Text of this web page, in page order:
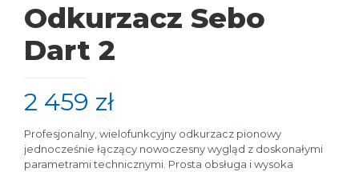
Odkurzacz Sebo
Dart 2
2 459 zł
Profesjonalny, wielofunkcyjny odkurzacz pionowy
jednocześnie łączący nowoczesny wygląd z doskonałymi
parametrami technicznymi. Prosta obsługa i wysoka